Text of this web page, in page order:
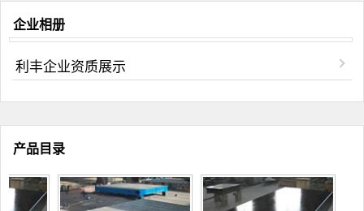
企业相册
利丰企业资质展示
产品目录